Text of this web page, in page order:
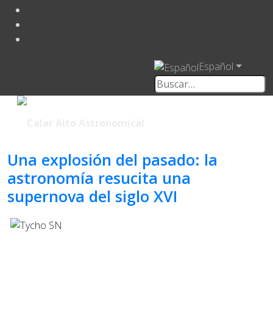
Español
Una explosión del pasado: la
astronomía resucita una
supernova del siglo XVI